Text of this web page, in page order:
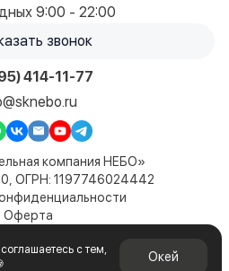
9:00 - 22:00
звонок
414-11-77
компания НЕБО»
ОГРН: 1197746024442
Оферта
защищены. Сайт не является
с тем,
Окей